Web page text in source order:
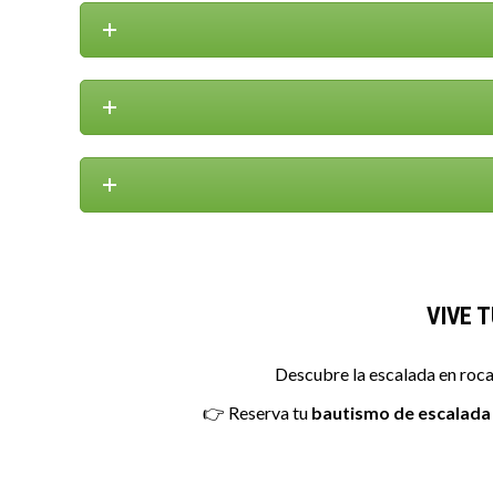
VIVE
Descubre la escalada en
👉 Reserva tu bautismo de